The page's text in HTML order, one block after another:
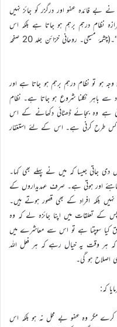
فائدہ عفو اور درگزر کو جائز نہیں
نظام درہم برہم ہو جاتا ہے بلکہ اس
عفو کی اجازت دی ہے جس سے کوئی اصلاح ہو سکے‘‘۔(چشمۂ مسیحی۔ روحانی خزائن جلد 20 صفحہ
ہو تو نظام درہم برہم ہو جاتا ہے اور
سے باہر نکلنا شروع ہو جاتا ہے۔ نظام
ہے وہ بجائے ڈھٹائی دکھانے کے اس
کس طرح کرنی ہے۔ اس کے لئے استغفار
دی جاتی جیسا کہ میں نے پہلے بھی کہا۔
اور ہوتی ہے۔ صرف عہدیداروں کے
بلکہ افراد کے بھی قصور ہوتے ہیں۔
کے تعلقات میں اپنا جائزہ لے کہ وہ
کیا سوچتا ہے تو اس سے معاشرے میں
ہر وقت یہ خیال رہے کہ ہر فعل اللہ
اصلاح ہو گی۔
کہ:
کرے مگر وہ عفو بے محل نہ ہو بلکہ اس